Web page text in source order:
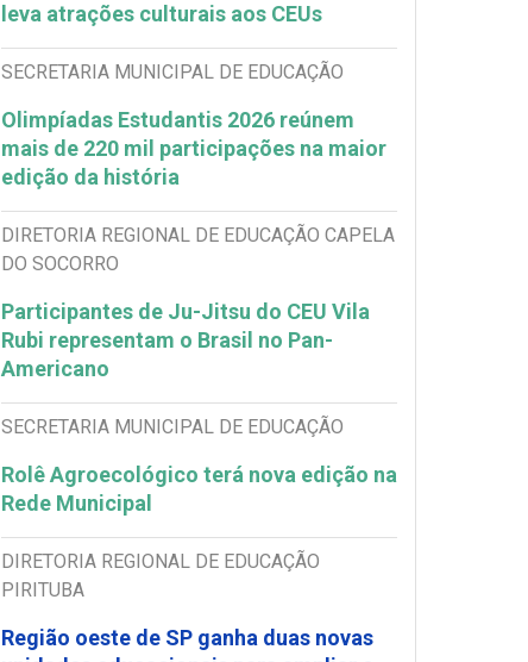
leva atrações culturais aos CEUs
SECRETARIA MUNICIPAL DE EDUCAÇÃO
Olimpíadas Estudantis 2026 reúnem
mais de 220 mil participações na maior
edição da história
DIRETORIA REGIONAL DE EDUCAÇÃO CAPELA
DO SOCORRO
Participantes de Ju-Jitsu do CEU Vila
Rubi representam o Brasil no Pan-
Americano
SECRETARIA MUNICIPAL DE EDUCAÇÃO
Rolê Agroecológico terá nova edição na
Rede Municipal
DIRETORIA REGIONAL DE EDUCAÇÃO
PIRITUBA
Região oeste de SP ganha duas novas